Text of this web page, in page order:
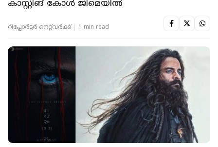
കാസ്റ്റിങ് കോൾ ജിമെയിൽ
റിപ്പോർട്ടർ നെറ്റ്‌വര്‍ക്ക്‌ 1 min read